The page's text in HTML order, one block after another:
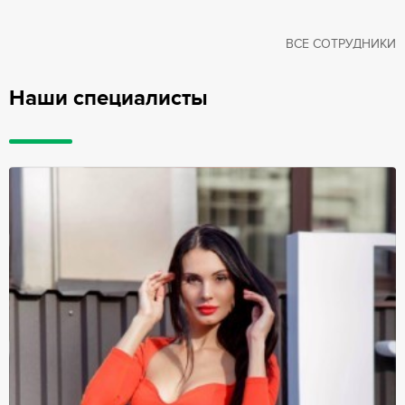
Наши специалисты
ВСЕ СОТРУДНИКИ